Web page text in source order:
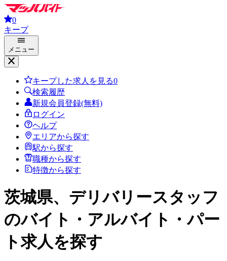
0
キープ
メニュー
キープした求人を見る0
検索履歴
新規会員登録(無料)
ログイン
ヘルプ
エリアから探す
駅から探す
職種から探す
特徴から探す
茨城県、デリバリースタッフ
のバイト・アルバイト・パー
ト求人を探す